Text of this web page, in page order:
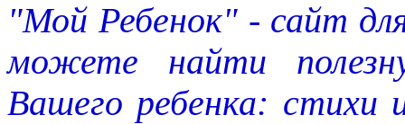
"Мой Ребенок" - сайт
можете найти
Вашего ребенка: стихи